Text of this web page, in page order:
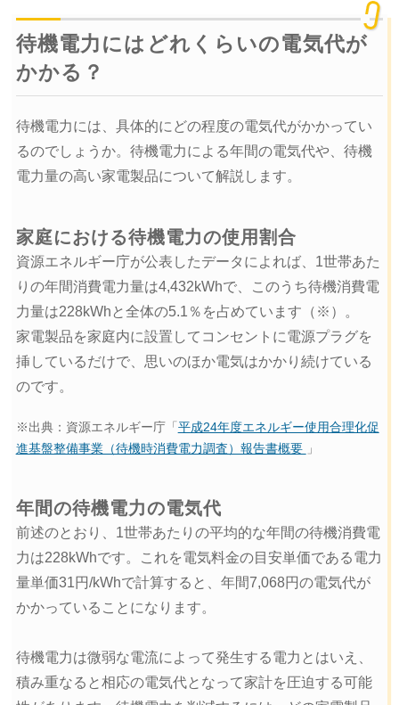
待機電力にはどれくらいの電気代が
かかる？
待機電力には、具体的にどの程度の電気代がかかってい
るのでしょうか。待機電力による年間の電気代や、待機
電力量の高い家電製品について解説します。
家庭における待機電力の使用割合
資源エネルギー庁が公表したデータによれば、1世帯あた
りの年間消費電力量は4,432kWhで、このうち待機消費電
力量は228kWhと全体の5.1％を占めています（※）。
家電製品を家庭内に設置してコンセントに電源プラグを
挿しているだけで、思いのほか電気はかかり続けている
のです。
※出典：資源エネルギー庁「 平成24年度エネルギー使用合理化促
進基盤整備事業（待機時消費電力調査）報告書概要 」
年間の待機電力の電気代
前述のとおり、1世帯あたりの平均的な年間の待機消費電
力は228kWhです。これを電気料金の目安単価である電力
量単価31円/kWhで計算すると、年間7,068円の電気代が
かかっていることになります。
待機電力は微弱な電流によって発生する電力とはいえ、
積み重なると相応の電気代となって家計を圧迫する可能